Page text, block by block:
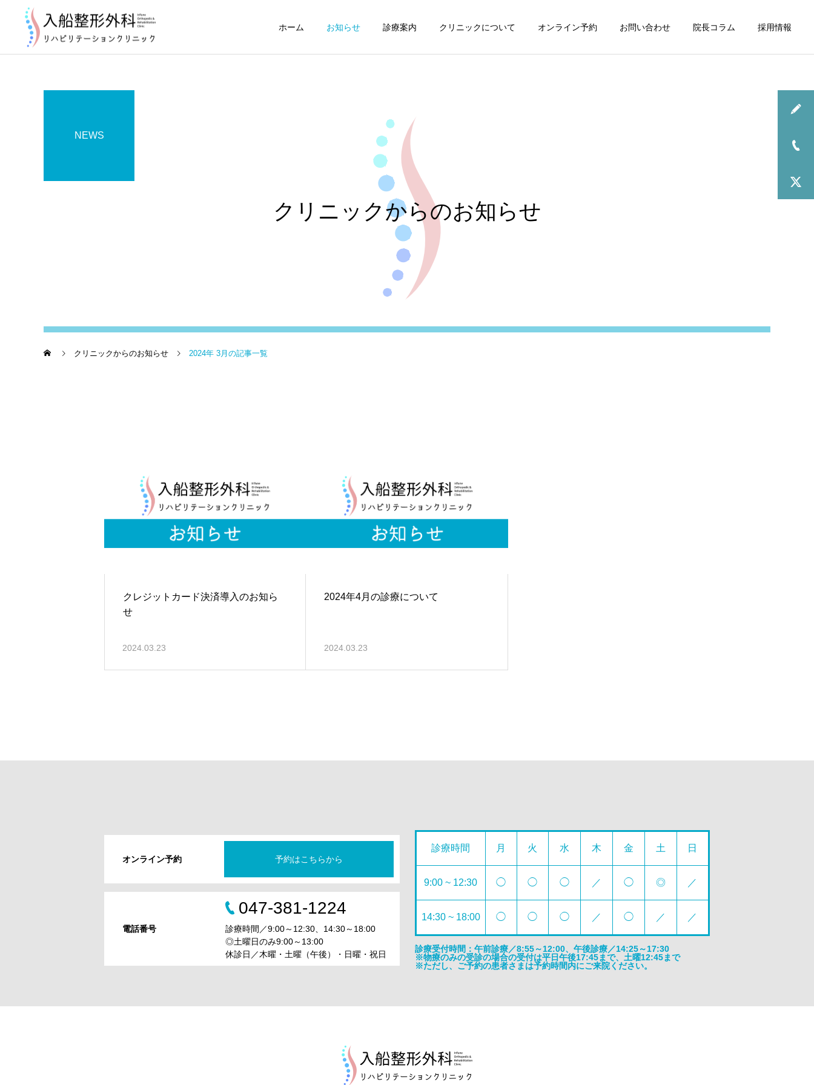
ホーム お知らせ 診療案内 クリニックについて オンライン予約 お問い合わせ 院長コラム 採用情報
2026年7月の診療について
台風接近に伴う午前の臨時
休診と午後の診療に関する
お知らせ
クリニックからのお知らせ
NEWS
クリニックからのお知らせ 2024年 3月の記事一覧
クレジットカード決済導入のお知ら
せ
2024.03.23
2024年4月の診療について
2024.03.23
オンライン予約 予約はこちらから
電話番号
047-381-1224
診療時間／9:00～12:30、14:30～18:00
◎土曜日のみ9:00～13:00
休診日／木曜・土曜（午後）・日曜・祝日
診療時間 月 火 水 木 金 土 日
9:00 ~ 12:30 ◯ ◯ ◯ ／ ◯ ◎ ／
14:30 ~ 18:00 ◯ ◯ ◯ ／ ◯ ／ ／
診療受付時間：午前診療／8:55～12:00、午後診療／14:25～17:30
※物療のみの受診の場合の受付は平日午後17:45まで、土曜12:45まで
※ただし、ご予約の患者さまは予約時間内にご来院ください。